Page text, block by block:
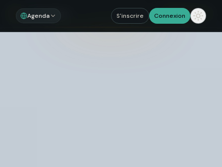
Agenda S'inscrire Connexion
Noosom Sections